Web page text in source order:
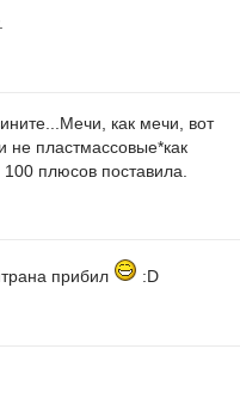
как мечи, вот
не пластмассовые*как
плюсов поставила.
прибил :D